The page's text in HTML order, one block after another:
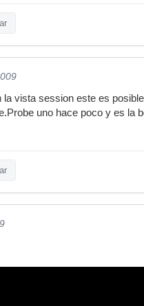
la vista session este es
uno hace poco y es la